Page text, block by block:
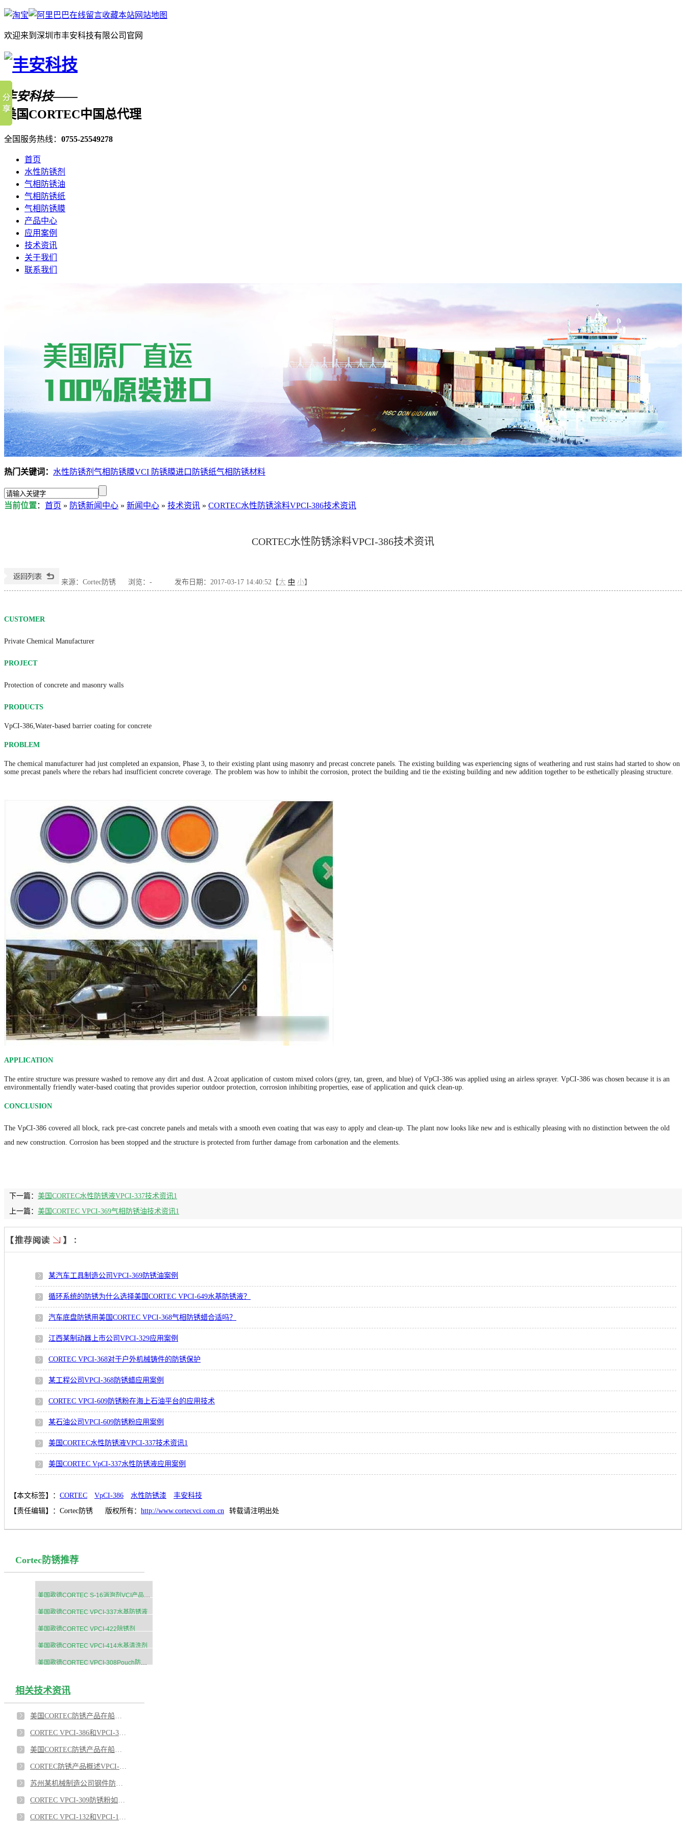
在线留言收藏本站网站地图
欢迎来到深圳市丰安科技有限公司官网
丰安科技——
美国CORTEC中国总代理
全国服务热线： 0755-25549278
首页
水性防锈剂
气相防锈油
气相防锈纸
气相防锈膜
产品中心
应用案例
技术资讯
关于我们
联系我们
热门关键词： 水性防锈剂 气相防锈膜VCI 防锈膜进口防锈纸气相防锈材料
当前位置： 首页 » 防锈新闻中心 » 新闻中心 » 技术资讯 » CORTEC水性防锈涂料VPCI-386技术资讯
CORTEC水性防锈涂料VPCI-386技术资讯
来源：Cortec防锈 浏览： - 发布日期：2017-03-17 14:40:52【大 中 小】
CUSTOMER
Private Chemical Manufacturer
PROJECT
Protection of concrete and masonry walls
PRODUCTS
VpCI-386,Water-based barrier coating for concrete
PROBLEM
The chemical manufacturer had just completed an expansion, Phase 3, to their existing plant using masonry and precast concrete panels. The existing building was experiencing signs of weathering and rust stains had started to show on
some precast panels where the rebars had insufficient concrete coverage. The problem was how to inhibit the corrosion, protect the building and tie the existing building and new addition together to be esthetically pleasing structure.
APPLICATION
The entire structure was pressure washed to remove any dirt and dust. A 2­coat application of custom mixed colors (grey, tan, green, and blue) of VpCI-386 was applied using an airless sprayer. VpCI-386 was chosen because it is an
environmentally friendly water-based coating that provides superior outdoor protection, corrosion inhibiting properties, ease of applica­tion and quick clean-up.
CONCLUSION
The VpCI-386 covered all block, rack pre-cast concrete panels and metals with a smooth even coating that was easy to apply and clean-up. The plant now looks like new and is esthically pleasing with no distinction between the old
and new construction. Corrosion has been stopped and the structure is protected from further damage from carbonation and the elements.
下一篇： 美国CORTEC水性防锈液VPCI-337技术资讯1
上一篇： 美国CORTEC VPCI-369气相防锈油技术资讯1
某汽车工具制造公司VPCI-369防锈油案例
循环系统的防锈为什么选择美国CORTEC VPCI-649水基防锈液？
汽车底盘防锈用美国CORTEC VPCI-368气相防锈蜡合适吗？
江西某制动器上市公司VPCI-329应用案例
CORTEC VPCI-368对于户外机械铸件的防锈保护
某工程公司VPCI-368防锈蜡应用案例
CORTEC VPCI-609防锈粉在海上石油平台的应用技术
某石油公司VPCI-609防锈粉应用案例
美国CORTEC水性防锈液VPCI-337技术资讯1
美国CORTEC VpCI-337水性防锈液应用案例
【本文标签】： CORTEC VpCI-386 水性防锈漆
丰安科技
【责任编辑】： Cortec防锈 版权所有： http://www.cortecvci.com.cn 转载请注明出处
Cortec防锈推荐
美国歌德CORTEC S-16消泡剂VCI产品消泡液
美国歌德CORTEC VPCI-337水基防锈液
美国歌德CORTEC VPCI-422除锈剂
美国歌德CORTEC VPCI-414水基清洗剂
美国歌德CORTEC VPCI-308Pouch防锈粉末
相关技术资讯